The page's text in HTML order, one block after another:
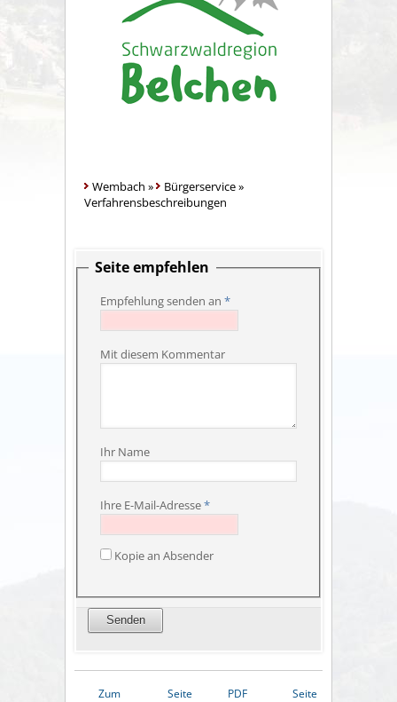
Wembach » Bürgerservice»
Verfahrensbeschreibungen
Seite empfehlen
Empfehlung senden an *
Mit diesem Kommentar
Ihr Name
Ihre E-Mail-Adresse*
Kopie an Absender
Zum
Seite
PDF
Seite